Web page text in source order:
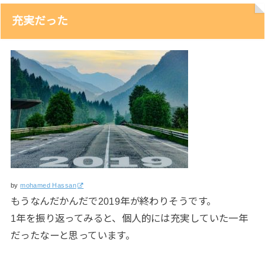
充実だった
bymohamed Hassan
もうなんだかんだで2019年が終わりそうです。
1年を振り返ってみると、個人的には充実していた一年
だったなーと思っています。